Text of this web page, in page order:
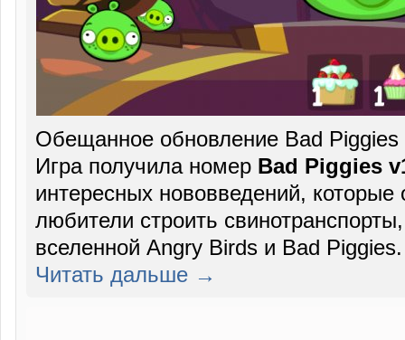
Обещанное обновление Bad
Игра получила номер Bad Piggies
интересных нововведений, которые
любители строить
вселенной Angry Birds и Bad
Читать дальше →